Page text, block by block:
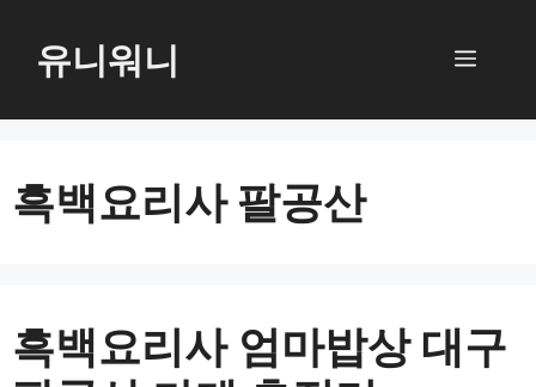
로
너
뛰
유니워니 메
흑백요리사 팔공산
흑백요리사 엄마밥상 대구